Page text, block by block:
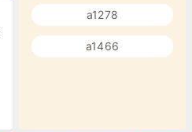
a1278
a1466